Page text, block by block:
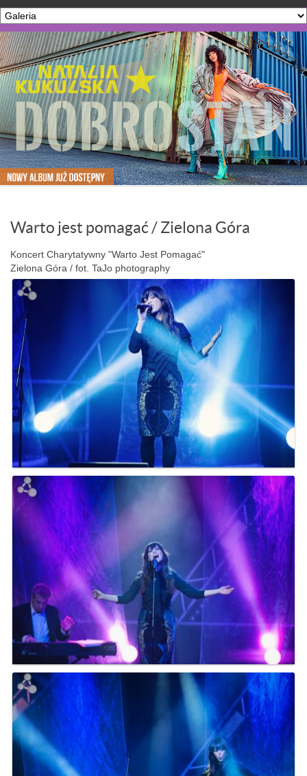
Warto jest pomagać / Zielona Góra
Koncert Charytatywny "Warto Jest Pomagać"
Zielona Góra / fot. TaJo photography